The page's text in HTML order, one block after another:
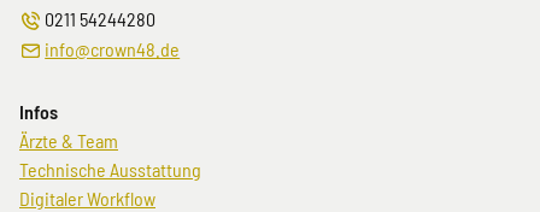
0211 54244280
info@crown48.de
Infos
Navigation
überspringen
Ärzte & Team
Technische Ausstattung
Digitaler Workflow